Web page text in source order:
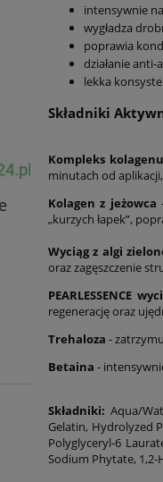
Immune
do
intensywnie
wygładza
poprawia
działanie anti-
lekka
Składniki
Kompleks
minutach od
Kolagen z jeżowca
„kurzych łapek”,
Wyciąg z algi
oraz zagęszczenie
PEARLESSENCE
regenerację oraz
Trehaloza -
Betaina -
Składniki: Aqua/
Gelatin, Hydrolyzed
Polyglyceryl-6
Sodium Phytate,